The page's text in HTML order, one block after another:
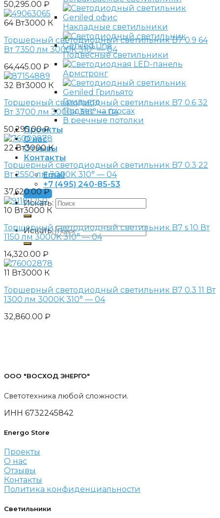
Накладные светильники
Подвесные светильники
Армстронг
Грильято
Подвес на тросах
В реечные потолки
Проекты
О нас
Отзывы
Контакты
Email
+7 (495) 240-85-53
Заявка
Искать:
Искать:
50,295.00 ₽
64 Вт3000 К
Торшерный светодиодный светильник B7 0.9 64
Вт 7350 лм 3000K 310° — 04
64,445.00 ₽
32 Вт3000 К
Торшерный светодиодный светильник B7 0.6 32
Вт 3700 лм 3000K 310° — 04
50,295.00₽
22 Вт3000 К
Торшерный светодиодный светильник B7 0.3 22
Вт 2550 лм 3000K 310° — 04
37,620.00₽
10 Вт3000 К
Торшерный светодиодный светильник B7 s 10 Вт
1150 лм 3000K 310° — 04
14,320.00 ₽
11 Вт3000 К
Торшерный светодиодный светильник B7 0.3 11 Вт
1300 лм 3000K 310° — 04
32,860.00 ₽
ООО "ВОСХОД ЭНЕРГО"
Светотехника любой сложности.
ИНН 6732245842
Energo Store
Проекты
О нас
Отзывы
Контакты
Политика конфиденциальности
Светильники